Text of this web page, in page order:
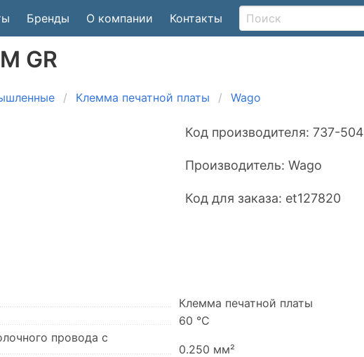
Бренды О компании Контакты
GR
Клемма печатной платы Wago
Код производителя: 737-504
Производитель: Wago
Код для заказа: et127820
Клемма печатной платы
60 °C
провода с
0.250 мм²